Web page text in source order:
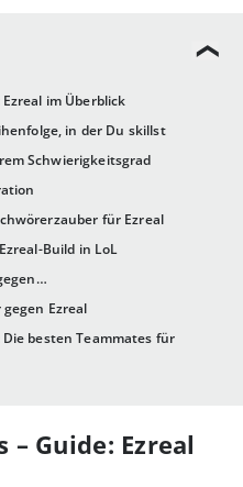
im Überblick
in der Du skillst
Schwierigkeitsgrad
für Ezreal
Build in LoL
Ezreal
Die besten Teammates für
– Guide: Ezreal